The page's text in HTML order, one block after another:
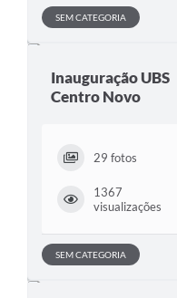
SEM CATEGORIA
Inauguração UBS
Centro Novo
29 fotos
1367
visualizações
SEM CATEGORIA